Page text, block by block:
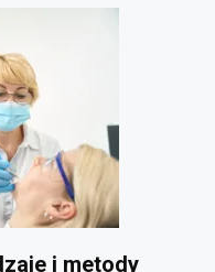
i metody